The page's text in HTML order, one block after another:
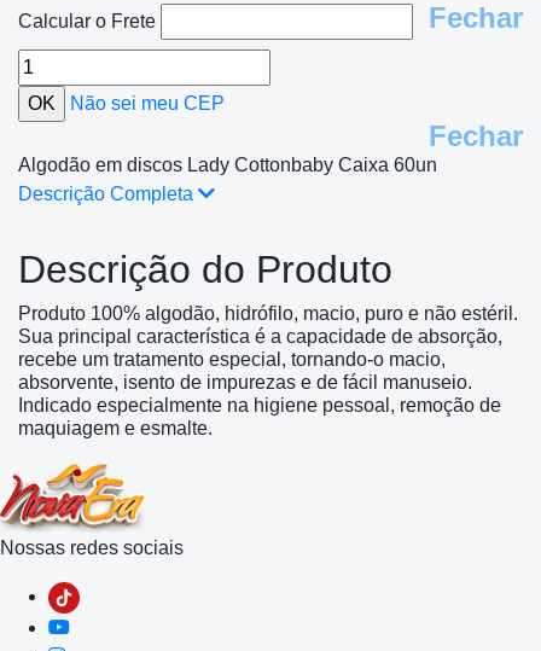
Fechar
Calcular o Frete
Não sei meu CEP
Fechar
Algodão em discos Lady Cottonbaby Caixa 60un
Descrição Completa
Descrição do Produto
Produto 100% algodão, hidrófilo, macio, puro e não estéril.
Sua principal característica é a capacidade de absorção,
recebe um tratamento especial, tornando-o macio,
absorvente, isento de impurezas e de fácil manuseio.
Indicado especialmente na higiene pessoal, remoção de
maquiagem e esmalte.
Nossas redes sociais